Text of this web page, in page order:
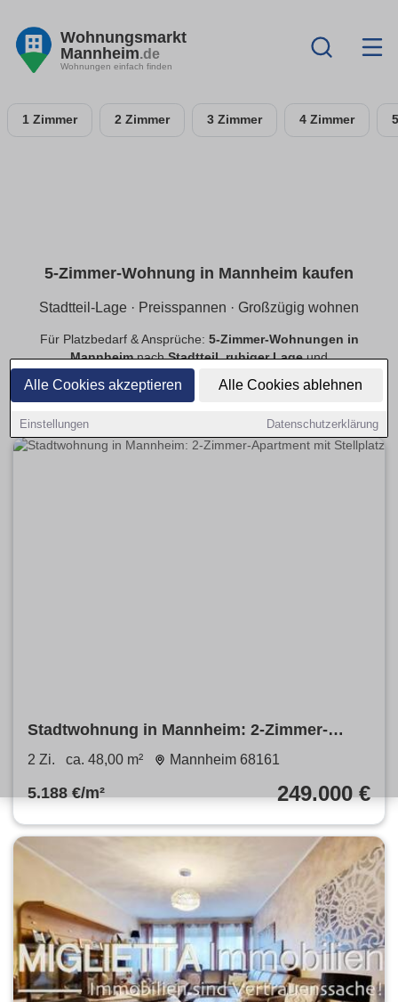
Alle Cookies akzeptieren Alle Cookies ablehnen
Einstellungen Datenschutzerklärung
Wohnungsmarkt
Mannheim.de
Wohnungen einfach finden
1 Zimmer 2 Zimmer 3 Zimmer 4 Zimmer
5-Zimmer-Wohnung in Mannheim kaufen
Stadtteil-Lage · Preisspannen · Großzügig wohnen
Für Platzbedarf & Ansprüche: 5-Zimmer-Wohnungen in
MannheimnachStadtteil,ruhiger Lageund
provisionsfreie
passender Ausstattung.
Stadtwohnung in Mannheim: 2-Zimmer-
Apartment mit Stellplatz
2 Zi. ca. 48,00 m² Mannheim 68161
5.188 €/m² 249.000 €